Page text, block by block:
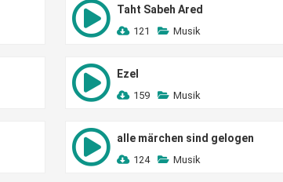
Taht Sabeh Ared
121 Musik
Ezel
159 Musik
alle märchen sind gelogen
124 Musik